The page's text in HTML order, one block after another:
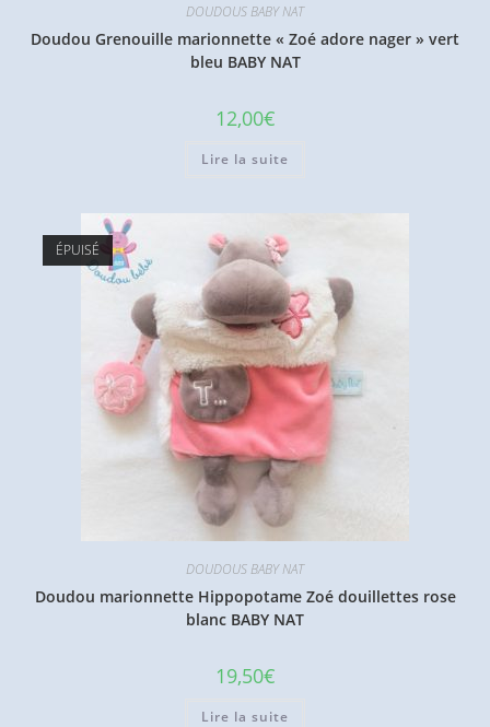
DOUDOUS BABY NAT
Doudou Grenouille marionnette « Zoé adore nager » vert
bleu BABY NAT
12,00€
Lire la suite
ÉPUISÉ
DOUDOUS BABY NAT
Doudou marionnette Hippopotame Zoé douillettes rose
blanc BABY NAT
19,50€
Lire la suite